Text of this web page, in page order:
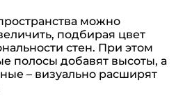
можно
подбирая цвет
стен. При этом
полосы добавят высоты, а
– визуально расширят